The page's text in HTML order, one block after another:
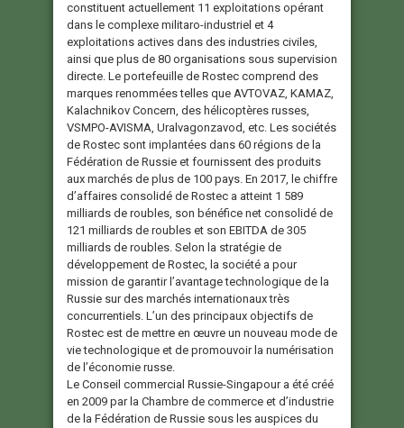
constituent actuellement 11 exploitations opérant
dans le complexe militaro-industriel et 4
exploitations actives dans des industries civiles,
ainsi que plus de 80 organisations sous supervision
directe. Le portefeuille de Rostec comprend des
marques renommées telles que AVTOVAZ, KAMAZ,
Kalachnikov Concern, des hélicoptères russes,
VSMPO-AVISMA, Uralvagonzavod, etc. Les sociétés
de Rostec sont implantées dans 60 régions de la
Fédération de Russie et fournissent des produits
aux marchés de plus de 100 pays. En 2017, le chiffre
d’affaires consolidé de Rostec a atteint 1 589
milliards de roubles, son bénéfice net consolidé de
121 milliards de roubles et son EBITDA de 305
milliards de roubles. Selon la stratégie de
développement de Rostec, la société a pour
mission de garantir l’avantage technologique de la
Russie sur des marchés internationaux très
concurrentiels. L’un des principaux objectifs de
Rostec est de mettre en œuvre un nouveau mode de
vie technologique et de promouvoir la numérisation
de l’économie russe.
Le Conseil commercial Russie-Singapour a été créé
en 2009 par la Chambre de commerce et d’industrie
de la Fédération de Russie sous les auspices du